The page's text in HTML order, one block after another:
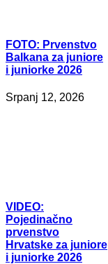
FOTO: Prvenstvo
Balkana za juniore
i juniorke 2026
Srpanj 12, 2026
VIDEO:
Pojedinačno
prvenstvo
Hrvatske za juniore
i juniorke 2026